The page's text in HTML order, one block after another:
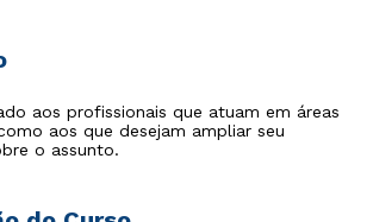
aos profissionais que atuam em áreas
aos que desejam ampliar seu
o assunto.